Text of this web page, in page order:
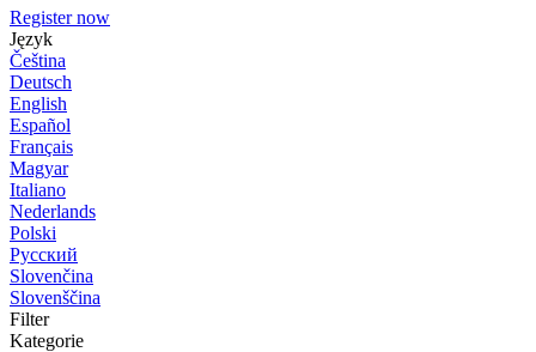
Register now
Język
Čeština
Deutsch
English
Español
Français
Magyar
Italiano
Nederlands
Polski
Русский
Slovenčina
Slovenščina
Filter
Kategorie